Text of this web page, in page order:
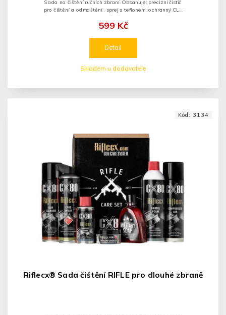
Skladem u dodavatele
599 Kč
Detail
Sada na čištění ručních zbraní. Obsahuje: precizní čistič
pro čištění a odmaštění , sprej s teflonem, ochranný CLP
Riflecx® Sada čištění RIFLE pro dlouhé zbraně
Kód: 3134